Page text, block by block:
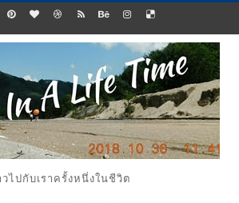
วไปกับเราครั้งหนึ่งในชีวิต